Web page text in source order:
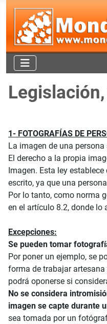
1- FOTOGRAFÍAS DE
La imagen de una
El derecho a la propia
Imagen. Esta ley
escrito, ya que una
Por lo tanto, como norma
en el artículo 8.2, donde lo
Excepciones:
Se pueden tomar
Por poner un ejemplo, se
forma de trabajar
podrá oponerse si
No se considera
imagen se capte durante
sea tomada por un